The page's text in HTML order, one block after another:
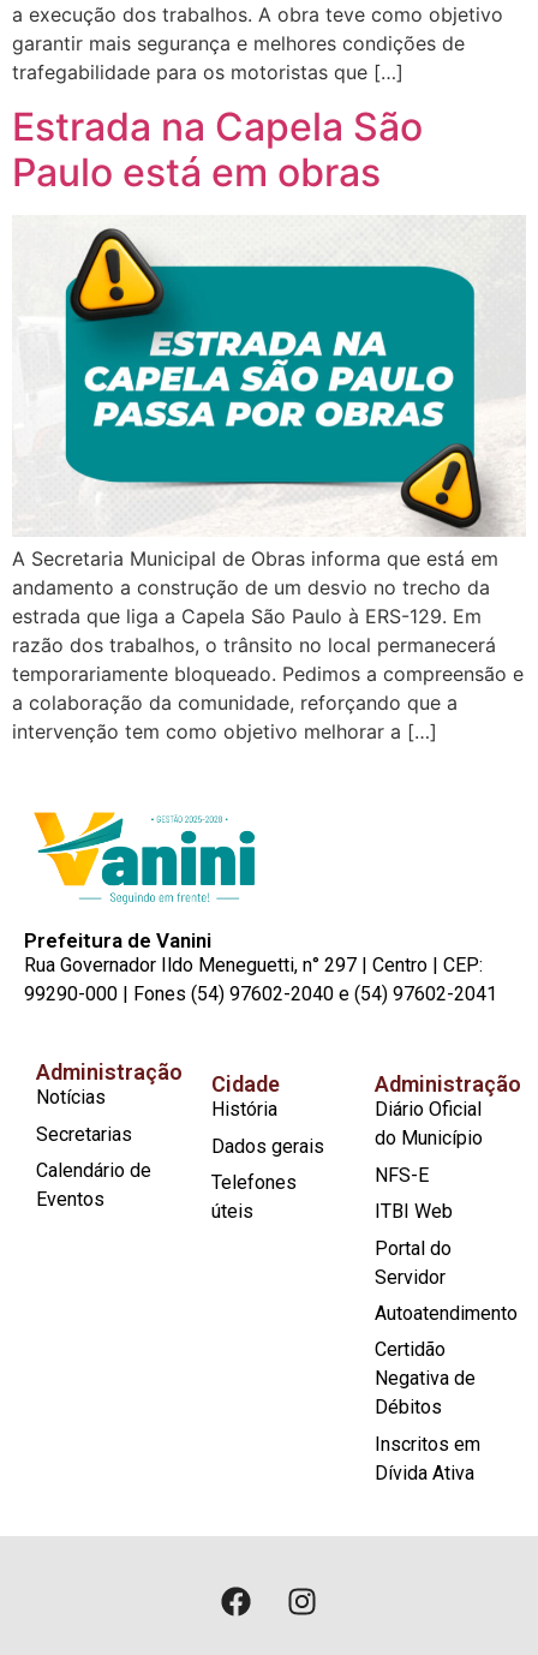
a execução dos trabalhos. A obra teve como objetivo
garantir mais segurança e melhores condições de
trafegabilidade para os motoristas que […]
Estrada na Capela São
Paulo está em obras
A Secretaria Municipal de Obras informa que está em
andamento a construção de um desvio no trecho da
estrada que liga a Capela São Paulo à ERS-129. Em
razão dos trabalhos, o trânsito no local permanecerá
temporariamente bloqueado. Pedimos a compreensão e
a colaboração da comunidade, reforçando que a
intervenção tem como objetivo melhorar a […]
Prefeitura de Vanini
Rua Governador Ildo Meneguetti, n° 297 | Centro | CEP:
99290-000 | Fones (54) 97602-2040 e (54) 97602-2041
Administração
Notícias
Secretarias
Calendário de
Eventos
Cidade
História
Dados gerais
Telefones
úteis
Administração
Diário Oficial
do Município
NFS-E
ITBI Web
Portal do
Servidor
Autoatendimento
Certidão
Negativa de
Débitos
Inscritos em
Dívida Ativa